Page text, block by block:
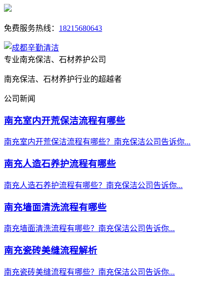
免费服务热线： 18215680643
专业南充保洁、石材养护公司
南充保洁、石材养护行业的超越者
公司新闻
南充室内开荒保洁流程有哪些
南充室内开荒保洁流程有哪些？南充保洁公司告诉你...
南充人造石养护流程有哪些
南充人造石养护流程有哪些？南充保洁公司告诉你...
南充墙面清洗流程有哪些
南充墙面清洗流程有哪些？南充保洁公司告诉你...
南充瓷砖美缝流程解析
南充瓷砖美缝流程有哪些？南充保洁公司告诉你...